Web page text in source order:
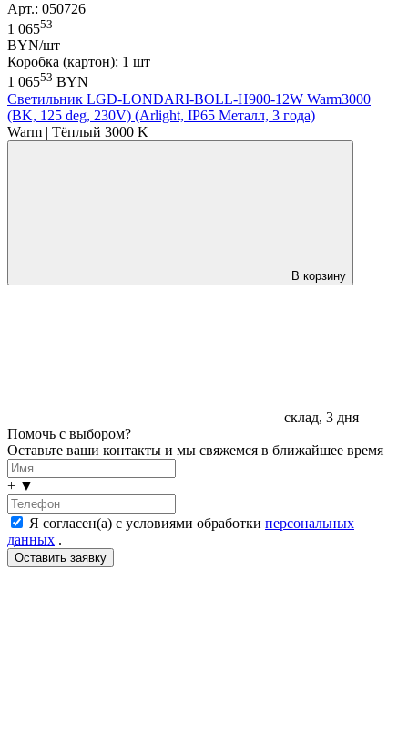
Арт.: 050726
1 06553
BYN/шт
Коробка (картон): 1 шт
1 06553 BYN
Светильник LGD-LONDARI-BOLL-H900-12W Warm3000
(BK, 125 deg, 230V) (Arlight, IP65 Металл, 3 года)
Warm | Тёплый 3000 K
В корзину
склад, 3 дня
Помочь с выбором?
Оставьте ваши контакты и мы свяжемся в ближайшее время
+ ▼
Я согласен(а) с условиями обработки персональных
данных .